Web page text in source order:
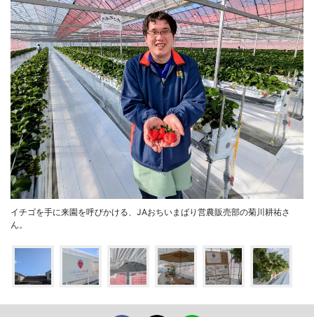
イチゴを手に来園を呼びかける、JAおちいまばり営農販売部の菊川耕祐さ
ん。